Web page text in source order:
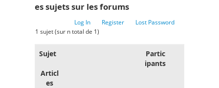
es sujets sur les forums
Log In Register
Lost Password
1 sujet (sur n total de 1)
Sujet
Partic
ipants
Articl
es